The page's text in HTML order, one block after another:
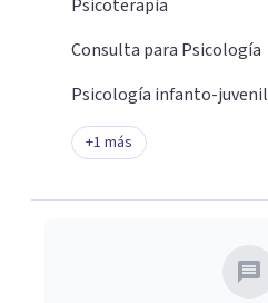
Psicoterapia
Consulta para Psicología
Psicología infanto-juvenil
+1 más